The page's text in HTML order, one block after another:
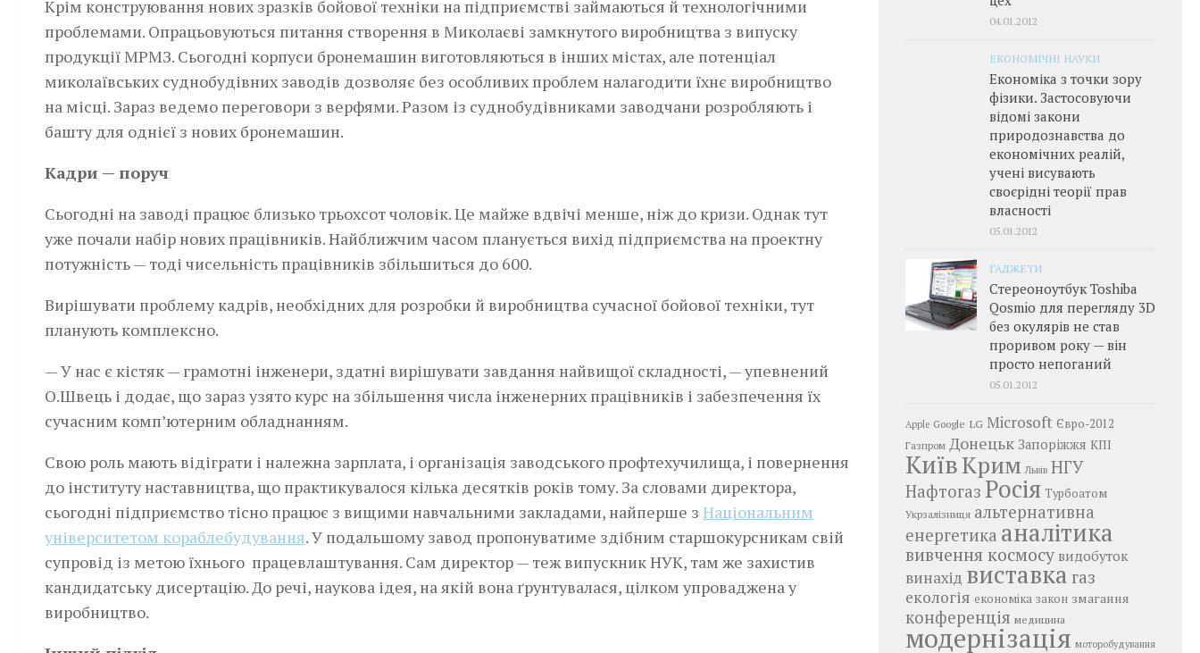
Крім конструювання нових зразків бойової техніки на підприємстві займаються й технологічними
проблемами. Опрацьовуються питання створення в Миколаєві замкнутого виробництва з випуску
продукції МРМЗ. Сьогодні корпуси бронемашин виготовляються в інших містах, але потенціал
миколаївських суднобудівних заводів дозволяє без особливих проблем налагодити їхнє виробництво
на місці. Зараз ведемо переговори з верфями. Разом із суднобудівниками заводчани розробляють і
башту для однієї з нових бронемашин.
Кадри — поруч
Сьогодні на заводі працює близько трьохсот чоловік. Це майже вдвічі менше, ніж до кризи. Однак тут
уже почали набір нових працівників. Найближчим часом планується вихід підприємства на проектну
потужність — тоді чисельність працівників збільшиться до 600.
Вирішувати проблему кад­рів, необхідних для розробки й виробництва сучасної бойової техніки, тут
планують комплексно.
— У нас є кістяк — грамотні інженери, здатні вирішувати завдання найвищої складності, — упевнений
О.Швець і додає, що зараз узято курс на збільшення числа інженерних працівників і забезпечення їх
сучасним комп’ютерним обладнанням.
Свою роль мають відіграти і належна зарплата, і організація заводського проф­техучилища, і повернення
до інституту наставництва, що практикувалося кілька десятків років тому. За словами директора,
сьогодні підприємство тісно працює з вищими навчальними закладами, найперше з Національним
університетом кораблебудування. У подальшому завод пропонуватиме здібним старшокурсникам свій
супровід із метою їхнього працевлаштування. Сам директор — теж випускник НУК, там же захистив
кандидатську дисертацію. До речі, наукова ідея, на якій вона ґрунтувалася, цілком упроваджена у
виробництво.
04.01.2012
ЕКОНОМІЧНІ НАУКИ
Економіка з точки зору
фізики. Застосовуючи
відомі закони
природознавства до
економічних реалій,
учені висувають
своєрідні теорії прав
власності
05.01.2012
ГАДЖЕТИ
Стереоноутбук Toshiba
Qosmio для перегляду 3D
без окулярів не став
проривом року — він
просто непоганий
05.01.2012
Apple Google LG Microsoft Євро-2012
Газпром Донецьк Запоріжжя КПІ
КиївКрим Львів НГУ
Нафтогаз Росія Турбоатом
Укрзалізниця альтернативна
енергетика аналітика
вивчення космосу видобуток
винахід виставка газ
екологія економіка закон змагання
конференція медицина
модернізація моторобудування